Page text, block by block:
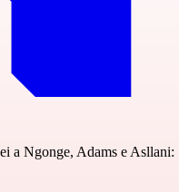
a Ngonge, Adams e Asllani: